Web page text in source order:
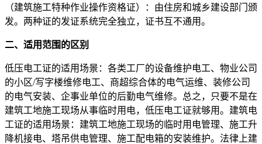
（建筑施工特种作业操作资格证）：由住房和城乡建设部门颁
发。两种证的发证系统完全独立，证书互不通用。
二、适用范围的区别
低压电工证的适用场景：各类工厂的设备维护电工、物业公司
的小区/写字楼维修电工、商超综合体的电气运维、装修公司
的电气安装、企事业单位的后勤电气维修。总之，只要不是在
建筑工地施工现场从事临时用电，低压电工证就够用。建筑电
工证的适用场景：建筑工地施工现场的临时用电管理、施工升
降机接电、塔吊供电管理、施工配电箱的安装维护。法律上建